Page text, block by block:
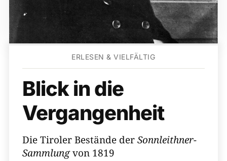
ERLESEN & VIELFÄLTIG
Blick in die
Vergangenheit
Die Tiroler Bestände derSonnleithner-
Sammlungvon 1819